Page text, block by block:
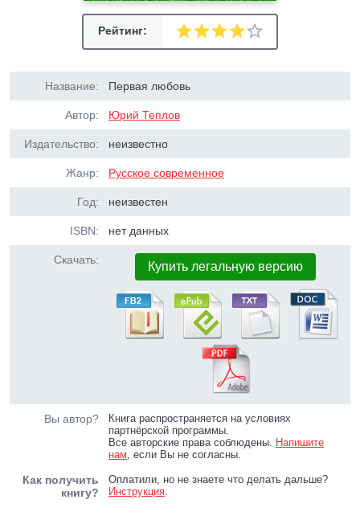
Рейтинг:
Название: Первая любовь
Автор: Юрий Теплов
Издательство: неизвестно
Жанр: Русское современное
Год: неизвестен
ISBN: нет данных
Скачать: Купить легальную версию
Вы автор?
Книга распространяется на условиях
партнёрской программы.
Все авторские права соблюдены. Напишите
нам, если Вы не согласны.
Как получить
книгу?
Оплатили, но не знаете что делать дальше?
Инструкция.